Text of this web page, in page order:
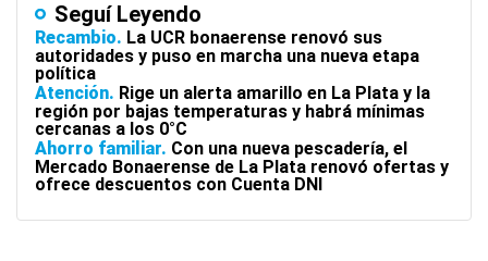
Seguí Leyendo
Recambio La UCR bonaerense renovó sus
autoridades y puso en marcha una nueva etapa
política
Atención Rige un alerta amarillo en La Plata y la
región por bajas temperaturas y habrá mínimas
cercanas a los 0°C
Ahorro familiar Con una nueva pescadería, el
Mercado Bonaerense de La Plata renovó ofertas y
ofrece descuentos con Cuenta DNI